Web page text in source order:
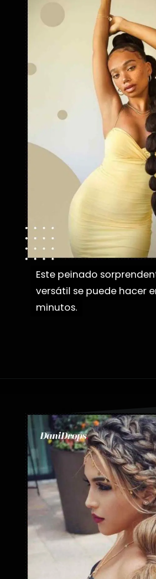
Este peinado
versátil se puede hacer
minutos.
Este peinado
versátil se puede hacer
minutos.